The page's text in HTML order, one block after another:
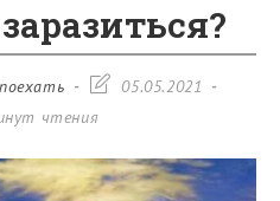
Запись05.05.2021
чтения